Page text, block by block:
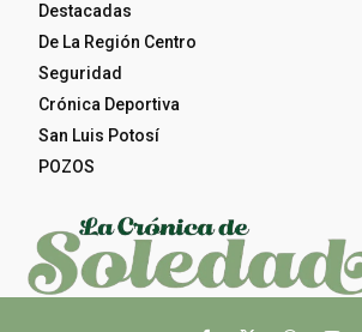
Destacadas
De La Región Centro
Seguridad
Crónica Deportiva
San Luis Potosí
POZOS